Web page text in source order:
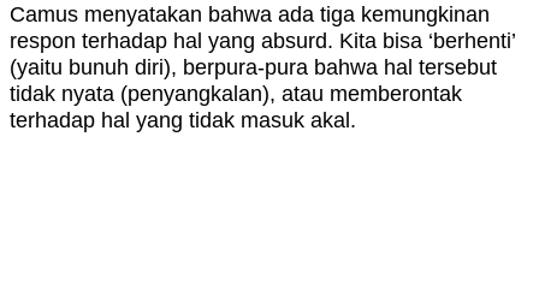
Camus menyatakan bahwa ada tiga kemungkinan
respon terhadap hal yang absurd. Kita bisa ‘berhenti’
(yaitu bunuh diri), berpura-pura bahwa hal tersebut
tidak nyata (penyangkalan), atau memberontak
terhadap hal yang tidak masuk akal.